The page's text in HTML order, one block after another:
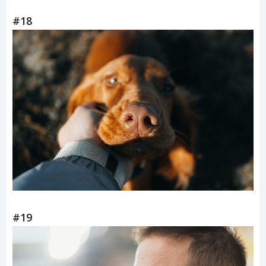
#18
#19